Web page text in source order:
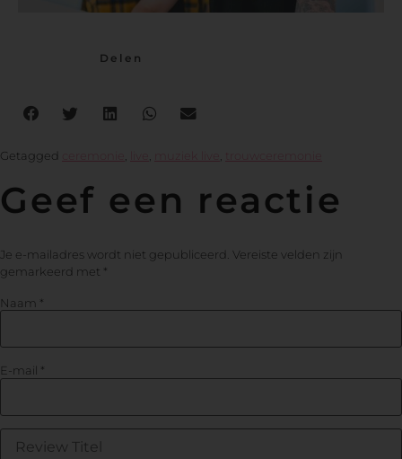
Delen
Getagged trouwceremonie
Geef een reactie
Je e-mailadres wordt niet gepubliceerd. Vereiste velden zijn
gemarkeerd met *
Naam *
E-mail *